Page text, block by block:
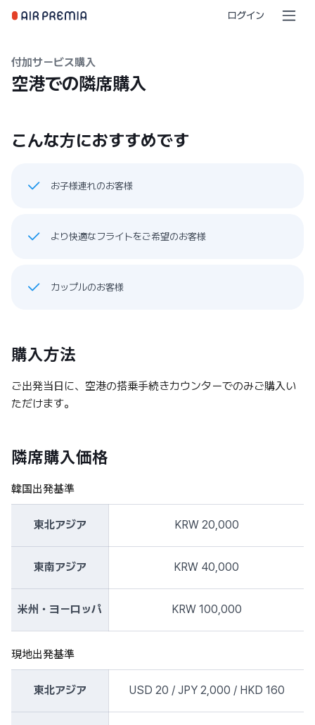
ログイン
付加サービス購入
空港での隣席購入
こんな方におすすめです
お子様連れのお客様
より快適なフライトをご希望のお客様
カップルのお客様
購入方法
ご出発当日に、空港の搭乗手続きカウンターでのみご購入い
ただけます。
隣席購入価格
韓国出発基準
東北アジア KRW 20,000
東南アジア KRW 40,000
米州・ヨーロッパ KRW 100,000
現地出発基準
東北アジア USD 20 / JPY 2,000 / HKD 160